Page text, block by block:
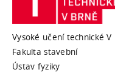
Vysoké učení technické V
Fakulta stavební
Ústav fyziky